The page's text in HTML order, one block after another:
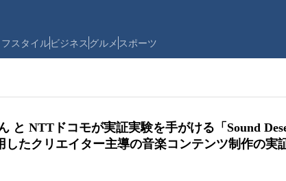
スタイルビジネス グルメ スポーツ
と NTTドコモが実証実験を手がける「Sound
したクリエイター主導の音楽コンテンツ制作の実